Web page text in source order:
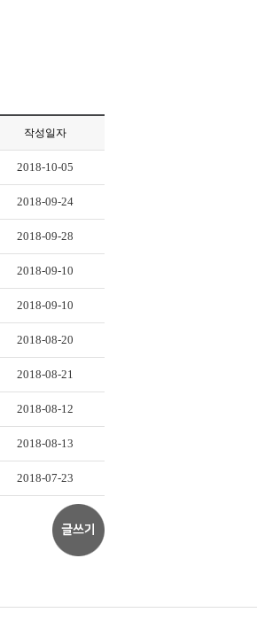
작성일자
2018-10-05
2018-09-24
2018-09-28
2018-09-10
2018-09-10
2018-08-20
2018-08-21
2018-08-12
2018-08-13
2018-07-23